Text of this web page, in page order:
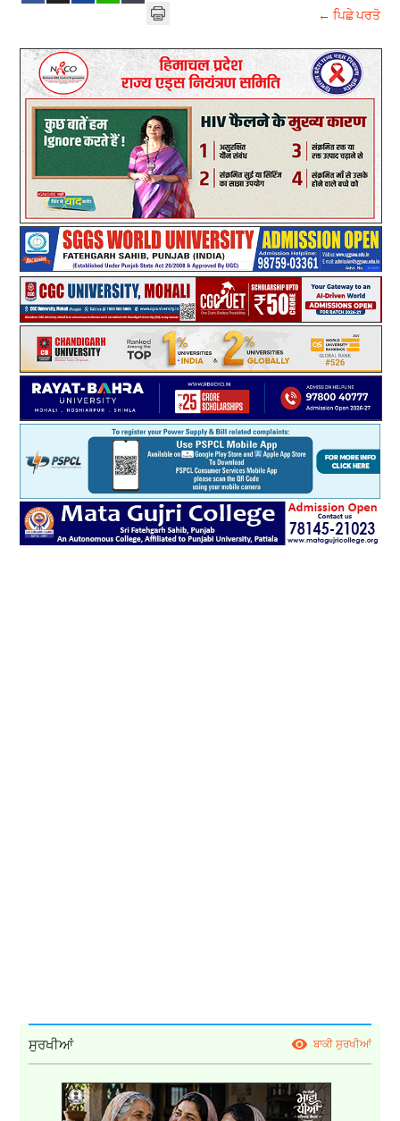
← ਪਿਛੇ ਪਰਤੋ
ਸੁਰਖੀਆਂ ਬਾਕੀ ਸੁਰਖੀਆਂ